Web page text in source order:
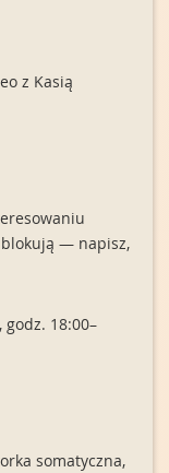
z Kasią
blokują — napisz,
18:00–
somatyczna,